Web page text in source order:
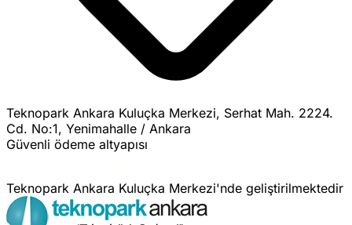
Teknopark Ankara Kuluçka Merkezi, Serhat Mah. 2224.
Cd. No:1, Yenimahalle / Ankara
Güvenli ödeme altyapısı
Teknopark Ankara Kuluçka Merkezi'nde geliştirilmektedir